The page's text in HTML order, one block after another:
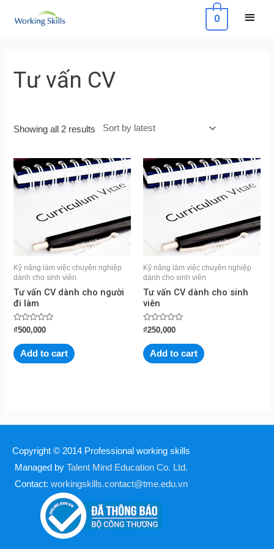
0
Tư vấn CV
Showing all 2 results
Kỹ năng làm việc chuyên nghiệp
dành cho sinh viên
Tư vấn CV dành cho người
đi làm
Rated
out
of
5
₫500,000
Add to cart
Kỹ năng làm việc chuyên nghiệp
dành cho sinh viên
Tư vấn CV dành cho sinh
viên
Rated
out
of
5
₫250,000
Add to cart
Copyright © 2014 Professional working skills
Managed by Talent Mind Education Co. Ltd.
Contact: workingskills.contact@tme.edu.vn